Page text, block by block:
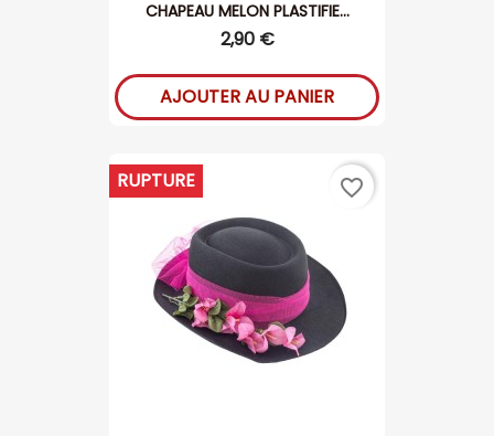
CHAPEAU MELON PLASTIFIE...
2,90 €
AJOUTER AU PANIER
RUPTURE favorite_border